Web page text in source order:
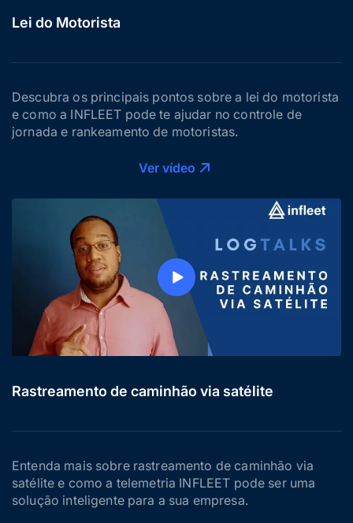
Lei do Motorista
Descubra os principais pontos sobre a lei do motorista
e como a INFLEET pode te ajudar no controle de
jornada e rankeamento de motoristas.
Ver vídeo
Rastreamento de caminhão via satélite
Entenda mais sobre rastreamento de caminhão via
satélite e como a telemetria INFLEET pode ser uma
solução inteligente para a sua empresa.